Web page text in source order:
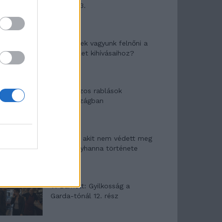
mítosza 3.
Képtelenek vagyunk felnőni a
felnőtt élet kihívásaihoz?
Altatógázos rablások
Olaszországban
A kislány, akit nem védett meg
senki – Lyhanna története
T. Barnett: Gyilkosság a
Garda-tónál 12. rész